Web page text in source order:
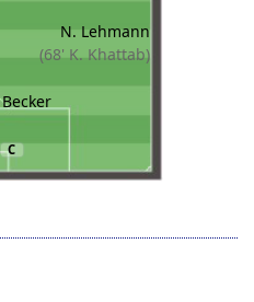
N. Lehmann
(68' K. Khattab)
Becker
C